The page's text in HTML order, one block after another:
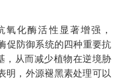
化酶活性显著增强，
促防御系统的四种重要抗
，从而减少植物在逆境胁
明，外源褪黑素处理可以